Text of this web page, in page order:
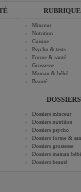
Minceur
Nutrition
Cuisine
Psycho & tests
Forme & santé
Grossesse
Maman & bébé
Beauté
DOSSIERS
Dossiers minceur
Dossiers nutrition
Dossiers psycho
Dossiers forme &
Dossiers grossesse
Dossiers maman
Dossiers beauté